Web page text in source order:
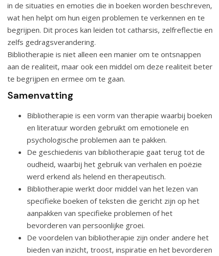
in de situaties en emoties die in boeken worden beschreven,
wat hen helpt om hun eigen problemen te verkennen en te
begrijpen. Dit proces kan leiden tot catharsis, zelfreflectie en
zelfs gedragsverandering.
Bibliotherapie is niet alleen een manier om te ontsnappen
aan de realiteit, maar ook een middel om deze realiteit beter
te begrijpen en ermee om te gaan.
Samenvatting
Bibliotherapie is een vorm van therapie waarbij boeken
en literatuur worden gebruikt om emotionele en
psychologische problemen aan te pakken.
De geschiedenis van bibliotherapie gaat terug tot de
oudheid, waarbij het gebruik van verhalen en poëzie
werd erkend als helend en therapeutisch.
Bibliotherapie werkt door middel van het lezen van
specifieke boeken of teksten die gericht zijn op het
aanpakken van specifieke problemen of het
bevorderen van persoonlijke groei.
De voordelen van bibliotherapie zijn onder andere het
bieden van inzicht, troost, inspiratie en het bevorderen